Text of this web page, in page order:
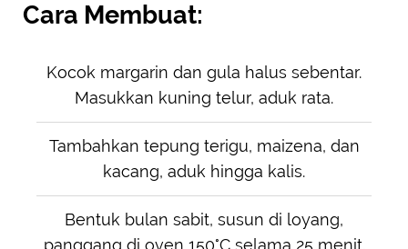
Cara Membuat:
Kocok margarin dan gula halus sebentar.
Masukkan kuning telur, aduk rata.
Tambahkan tepung terigu, maizena, dan
kacang, aduk hingga kalis.
Bentuk bulan sabit, susun di loyang,